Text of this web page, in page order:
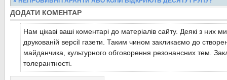
Читати більше...
було проведено Міжнародну конференцію...
Читати більше...
Перше, що кидається в очі, коли під’їжджаєш до сільського
- нова ще не штукатурена церква під ...
Читати більше...
ДОДАТИ КОМЕНТАР
Нам цікаві ваші коментарі до матеріалів сайту. Деякі з них
друкованій версії газети. Таким чином закликаємо до
майданчика, культурного обговорення резонансних тем.
толерантності.